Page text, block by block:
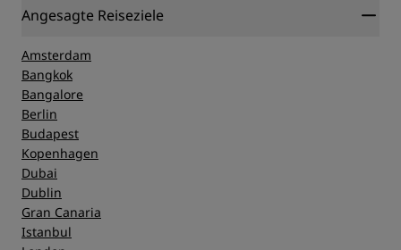
Angesagte Reiseziele
Amsterdam
Bangkok
Bangalore
Berlin
Budapest
Kopenhagen
Dubai
Dublin
Gran Canaria
Istanbul